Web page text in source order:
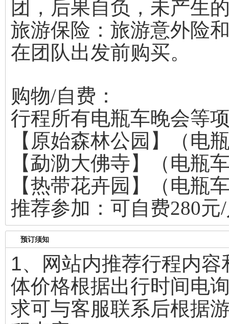
团，后果自负，未产生
旅游保险：旅游意外险
在团队出发前购买。
购物/自费：
行程所有电瓶车晚会等
【原始森林公园】（电
【勐泐大佛寺】（电瓶
【热带花卉园】（电瓶
推荐参加：可自费280
预订须知
1、网站内推荐行程内
体价格根据出行时间电
求可与客服联系后根据